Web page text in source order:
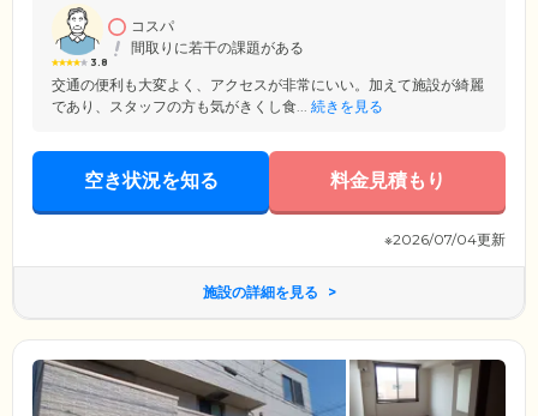
3.8
コスパ
間取りに若干の課題がある
交通の便利も大変よく、アクセスが非常にいい。加えて施設が綺麗
であり、スタッフの方も気がきくし食... 続きを見る
空き状況を知る 料金見積もり
※2026/07/04更新
施設の詳細を見る